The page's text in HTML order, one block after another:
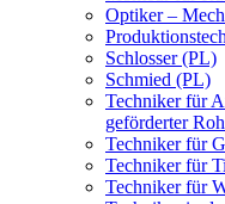
Optiker –
Schlosser (PL)
Schmied (PL)
Techniker für
geförderter
Techniker für
Techniker für
Techniker für